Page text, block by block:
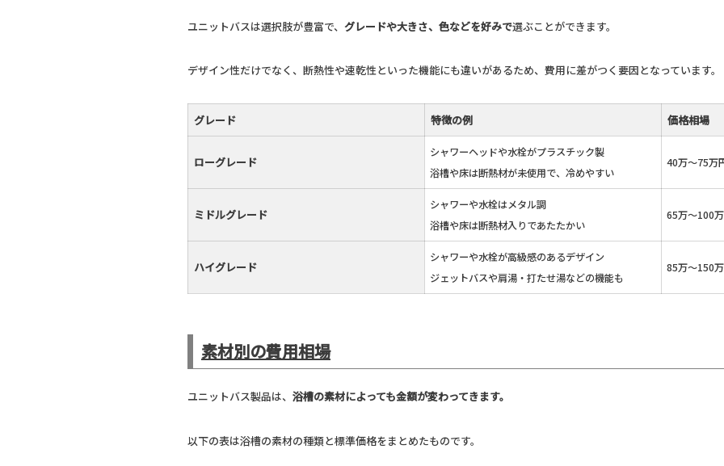
ユニットバスは選択肢が豊富で、 グレードや大きさ、色などを好みで選ぶことができます。
デザイン性だけでなく、断熱性や速乾性といった機能にも違いがあるため、費用に差がつく要因となっています。
グレード 特徴の例 価格相場
ローグレード
シャワーヘッドや水栓がプラスチック製
浴槽や床は断熱材が未使用で、冷めやすい
40万〜75万
ミドルグレード
シャワーや水栓はメタル調
浴槽や床は断熱材入りであたたかい
65万〜100
ハイグレード
シャワーや水栓が高級感のあるデザイン
ジェットバスや肩湯・打たせ湯などの機能も
85万〜150
素材別の費用相場
ユニットバス製品は、 浴槽の素材によっても金額が変わってきます。
以下の表は浴槽の素材の種類と標準価格をまとめたものです。